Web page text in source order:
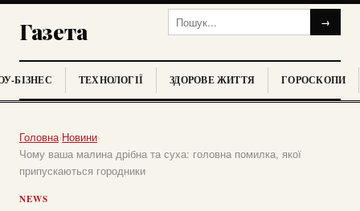
Газета →
БІЗНЕС ТЕХНОЛОГІЇ ЗДОРОВЕ ЖИТТЯ ГОРОСКОПИ
Головна›Новини›
Чому ваша малина дрібна та суха: головна помилка, якої
припускаються городники
NEWS